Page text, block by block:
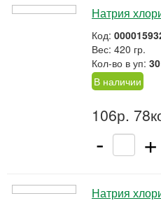
Натрия
Код:
Вес: 420 гр.
Кол-во в уп:
В наличии
106р.
- +
Натрия